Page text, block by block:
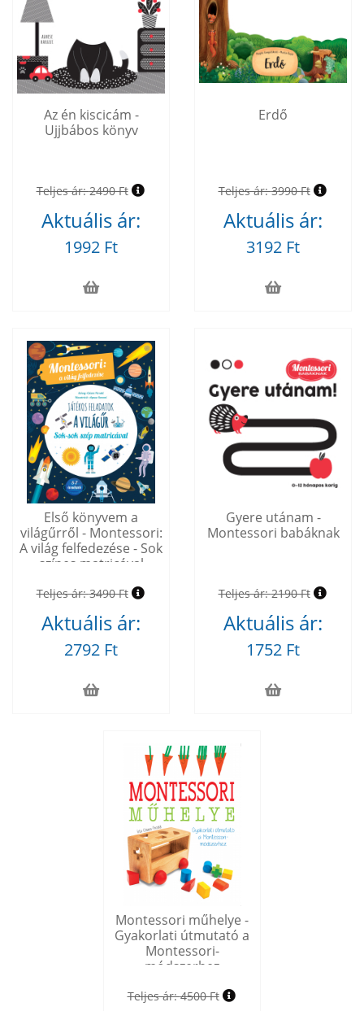
Az én kiscicám -
Ujjbábos könyv
Teljes ár:2490 Ft
Aktuális ár:
1992 Ft
Erdő
Teljes ár:3990 Ft
Aktuális ár:
3192 Ft
Első könyvem a
világűrről - Montessori:
A világ felfedezése - Sok
színes matricával
Teljes ár:3490 Ft
Aktuális ár:
2792 Ft
Gyere utánam -
Montessori babáknak
Teljes ár:2190 Ft
Aktuális ár:
1752 Ft
Montessori műhelye -
Gyakorlati útmutató a
Montessori-
módszerhez
Teljes ár:4500 Ft